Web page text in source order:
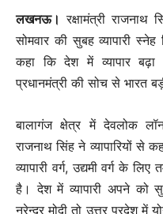
लखनऊ। रक्षामंत्री
सोमवार की सुबह व्यापारी
कहा कि देश में व्यापार
प्रधानमंत्री की सोच से भारत
बालागंज क्षेत्र में देवलोक
राजनाथ सिंह ने व्यापारियों से
व्यापारी वर्ग, उद्यमी वर्ग के
है। देश में व्यापारी अपने को
नरेन्द्र मोदी तो उत्तर प्रदेश में